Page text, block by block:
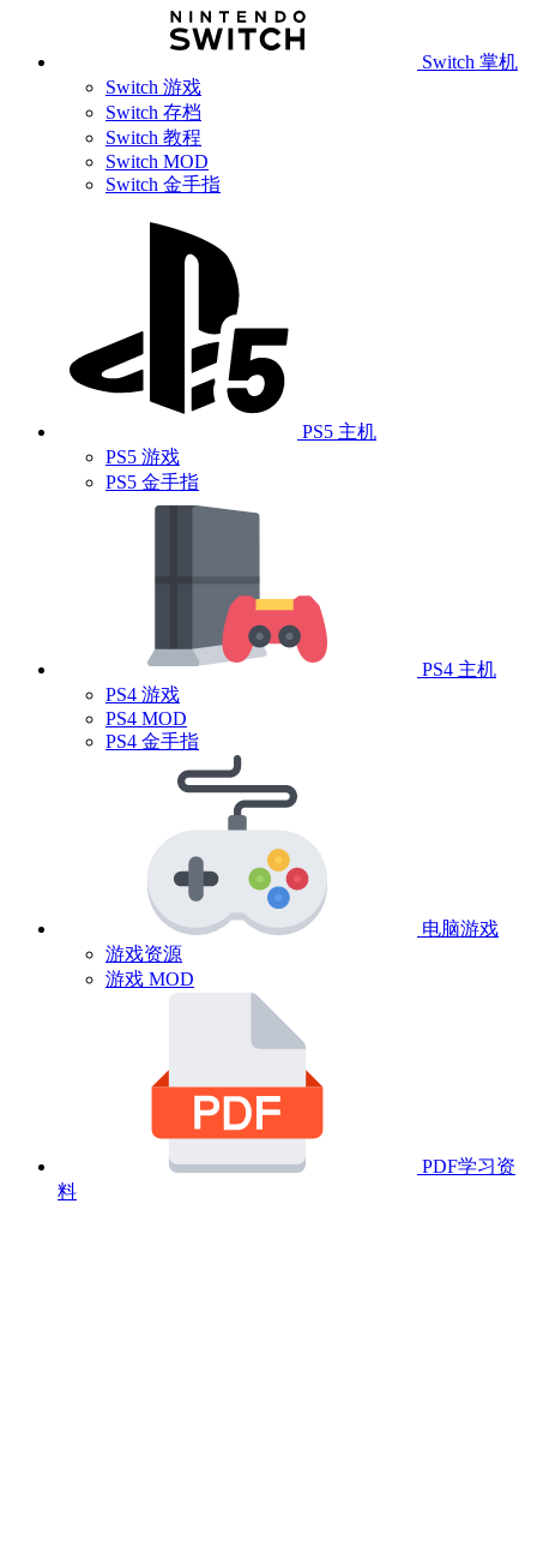
Switch 掌机
Switch 游戏
Switch 存档
Switch 教程
Switch MOD
Switch 金手指
PS5 主机
PS5 游戏
PS5 金手指
PS4 主机
PS4 游戏
PS4 MOD
PS4 金手指
电脑游戏
游戏资源
游戏 MOD
PDF学习资
料